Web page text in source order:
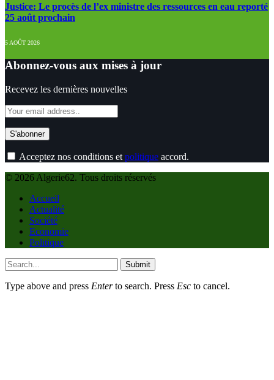
Justice: Le procès de l’ex ministre des ressources en eau reporté
25 août prochain
5 AOÛT 2026
Abonnez-vous aux mises à jour
Recevez les dernières nouvelles
Acceptez nos conditions et politique accord.
© 2026 Algerie62. Tous droits réservés
Accueil
Actualité
Société
Economie
Politique
Submit
Type above and press Enterto search. Press Esc to cancel.